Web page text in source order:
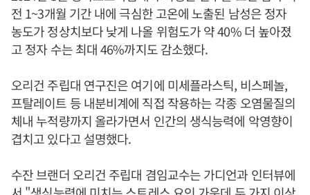
전 1~3개월 기간 내에 극심한 고온에 노출된 남성은 정자
농도가 정상치보다 낮게 나올 위험도가 약 40% 더 높아졌
고 정자 수는 최대 46%까지도 감소했다.
오리건 주립대 연구진은 여기에 미세플라스틱, 비스페놀,
프탈레이트 등 내분비계에 직접 작용하는 각종 오염물질의
체내 누적량까지 올라가면서 인간의 생식능력에 악영향이
겹치고 있다고 설명했다.
수잔 브랜더 오리건 주립대 겸임교수는 가디언과 인터뷰에